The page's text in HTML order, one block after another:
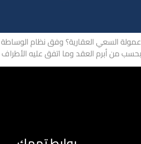
السعي العقارية؟ وفق نظام الوساطة
العقد وما اتفق عليه الأطراف كتابةً. النسبة الأصلية: 2.5% من قيمة صفقة البيع، و2.5%